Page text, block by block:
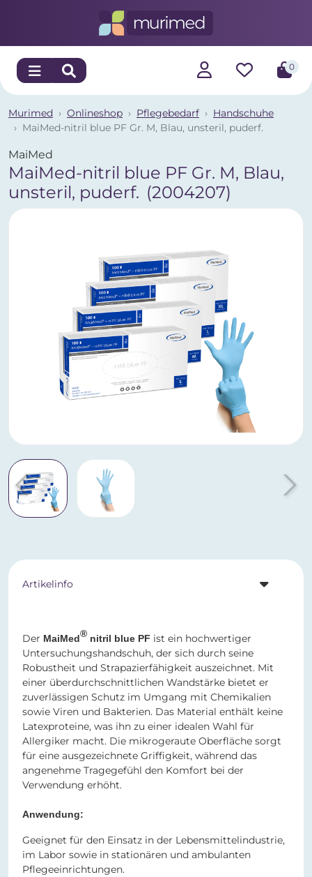
0
Murimed Onlineshop Pflegebedarf
Handschuhe
MaiMed-nitril blue PF Gr. M, Blau, unsteril, puderf.
MaiMed
MaiMed-nitril blue PF Gr. M, Blau,
unsteril, puderf. (2004207)
Artikelinfo
Der MaiMed® nitril blue PF ist ein hochwertiger
Untersuchungshandschuh, der sich durch seine
Robustheit und Strapazierfähigkeit auszeichnet. Mit
einer überdurchschnittlichen Wandstärke bietet er
zuverlässigen Schutz im Umgang mit Chemikalien
sowie Viren und Bakterien. Das Material enthält keine
Latexproteine, was ihn zu einer idealen Wahl für
Allergiker macht. Die mikrogeraute Oberfläche sorgt
für eine ausgezeichnete Griffigkeit, während das
angenehme Tragegefühl den Komfort bei der
Verwendung erhöht.
Anwendung:
Geeignet für den Einsatz in der Lebensmittelindustrie,
im Labor sowie in stationären und ambulanten
Pflegeeinrichtungen.